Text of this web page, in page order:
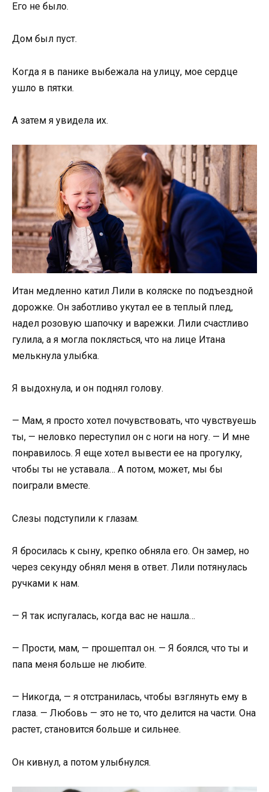
Его не было.
Дом был пуст.
Когда я в панике выбежала на улицу, мое сердце
ушло в пятки.
А затем я увидела их.
Итан медленно катил Лили в коляске по подъездной
дорожке. Он заботливо укутал ее в теплый плед,
надел розовую шапочку и варежки. Лили счастливо
гулила, а я могла поклясться, что на лице Итана
мелькнула улыбка.
Я выдохнула, и он поднял голову.
— Мам, я просто хотел почувствовать, что чувствуешь
ты, — неловко переступил он с ноги на ногу. — И мне
понравилось. Я еще хотел вывести ее на прогулку,
чтобы ты не уставала… А потом, может, мы бы
поиграли вместе.
Слезы подступили к глазам.
Я бросилась к сыну, крепко обняла его. Он замер, но
через секунду обнял меня в ответ. Лили потянулась
ручками к нам.
— Я так испугалась, когда вас не нашла…
— Прости, мам, — прошептал он. — Я боялся, что ты и
папа меня больше не любите.
— Никогда, — я отстранилась, чтобы взглянуть ему в
глаза. — Любовь — это не то, что делится на части. Она
растет, становится больше и сильнее.
Он кивнул, а потом улыбнулся.